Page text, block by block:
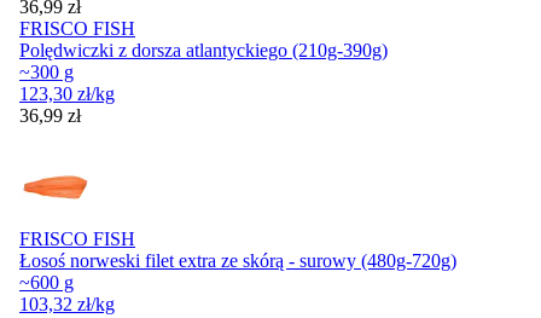
Cena
36,99 zł
FRISCO FISH
Polędwiczki z dorsza atlantyckiego (210g-390g)
~300 g
123,30 zł/kg
Cena
36,99 zł
FRISCO FISH
Łosoś norweski filet extra ze skórą - surowy (480g-720g)
~600 g
103,32 zł/kg